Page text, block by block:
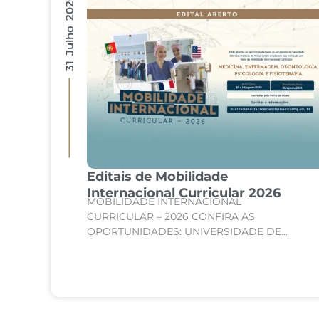
Editais de Mobilidade
Internacional Curricular 2026
MOBILIDADE INTERNACIONAL
CURRICULAR – 2026 CONFIRA AS
OPORTUNIDADES: UNIVERSIDADE DE
31 Julho 2026